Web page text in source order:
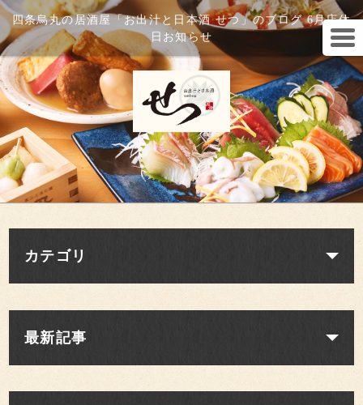
四条烏丸の居酒屋「お出汁と日本酒 せつ」のブログ 6月店休
日お知らせ
カテゴリ
最新記事